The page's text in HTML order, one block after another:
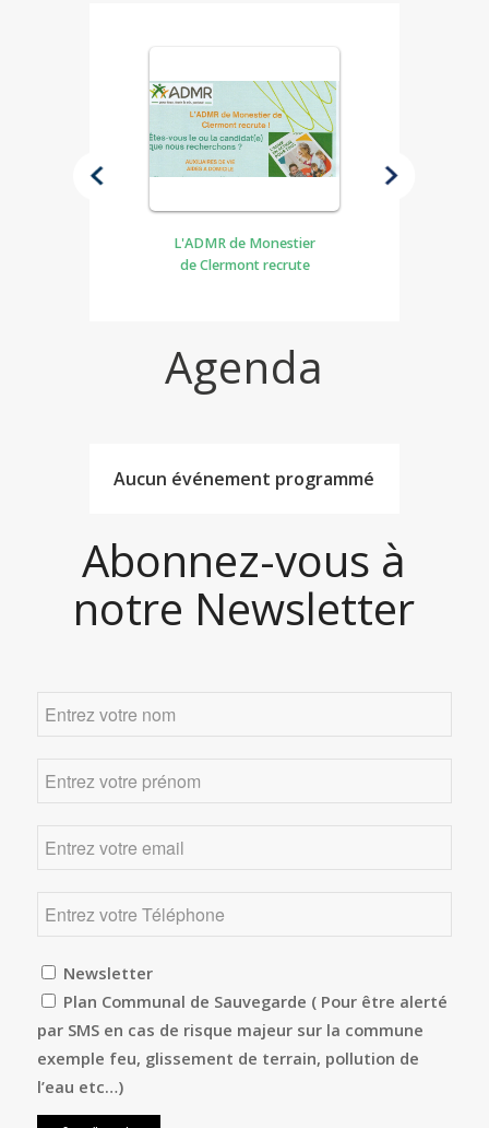
L'ADMR de Monestier
de Clermont recrute
Agenda
Aucun événement programmé
Abonnez-vous à
notre Newsletter
Newsletter
Plan Communal de Sauvegarde ( Pour être alerté
par SMS en cas de risque majeur sur la commune
exemple feu, glissement de terrain, pollution de
l’eau etc…)